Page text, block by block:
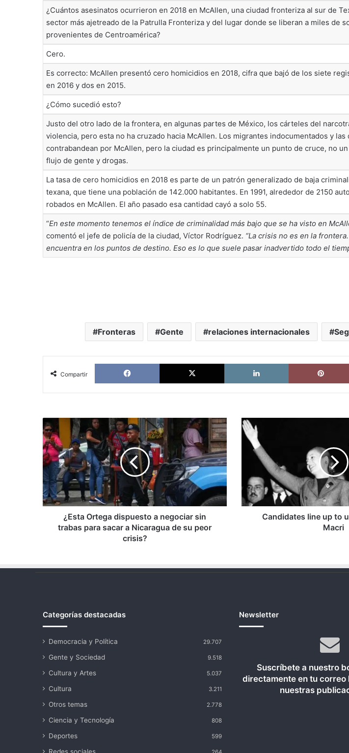
¿Cuántos asesinatos ocurrieron en 2018 en McAllen, una ciudad fronteriza al sur de
sector más ajetreado de la Patrulla Fronteriza y del lugar donde se liberan a miles de
provenientes de Centroamérica?
Cero.
Es correcto: McAllen presentó cero homicidios en 2018, cifra que bajó de los siete
en 2016 y dos en 2015.
¿Cómo sucedió esto?
Justo del otro lado de la frontera, en algunas partes de México, los cárteles del
violencia, pero esta no ha cruzado hacia McAllen. Los migrantes indocumentados y las
contrabandean por McAllen, pero la ciudad es principalmente un punto de cruce, no
flujo de gente y drogas.
La tasa de cero homicidios en 2018 es parte de un patrón generalizado de baja
texana, que tiene una población de 142.000 habitantes. En 1991, alrededor de 2150
robados en McAllen. El año pasado esa cantidad cayó a solo 55.
“En este momento tenemos el índice de criminalidad más bajo que se ha visto en
comentó el jefe de policía de la ciudad, Víctor Rodríguez. “La crisis no es en la
encuentra en los puntos de destino. Eso es lo que suele pasar inadvertido todo el
Fronteras Gente relaciones internacionales
Compartir
Facebook X LinkedIn
¿Esta
Ortega
dispuesto
a
negociar
sin
trabas
para
sacar
Nicaragua
crisis?
¿Esta Ortega dispuesto a negociar sin
trabas para sacar a Nicaragua de su peor
crisis?
Candidates
line
unseat
Macri
Candidates line up to
Macri
Categorías destacadas
Democracia y Política 29.707
Gente y Sociedad 9.518
Cultura y Artes 5.037
Cultura 3.211
Otros temas 2.778
Ciencia y Tecnología 808
Deportes 599
Newsletter
Suscríbete a nuestro
directamente en tu correo
nuestras